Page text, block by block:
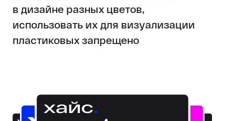
в дизайне разных цветов,
использовать их для визуализации
пластиковых запрещено